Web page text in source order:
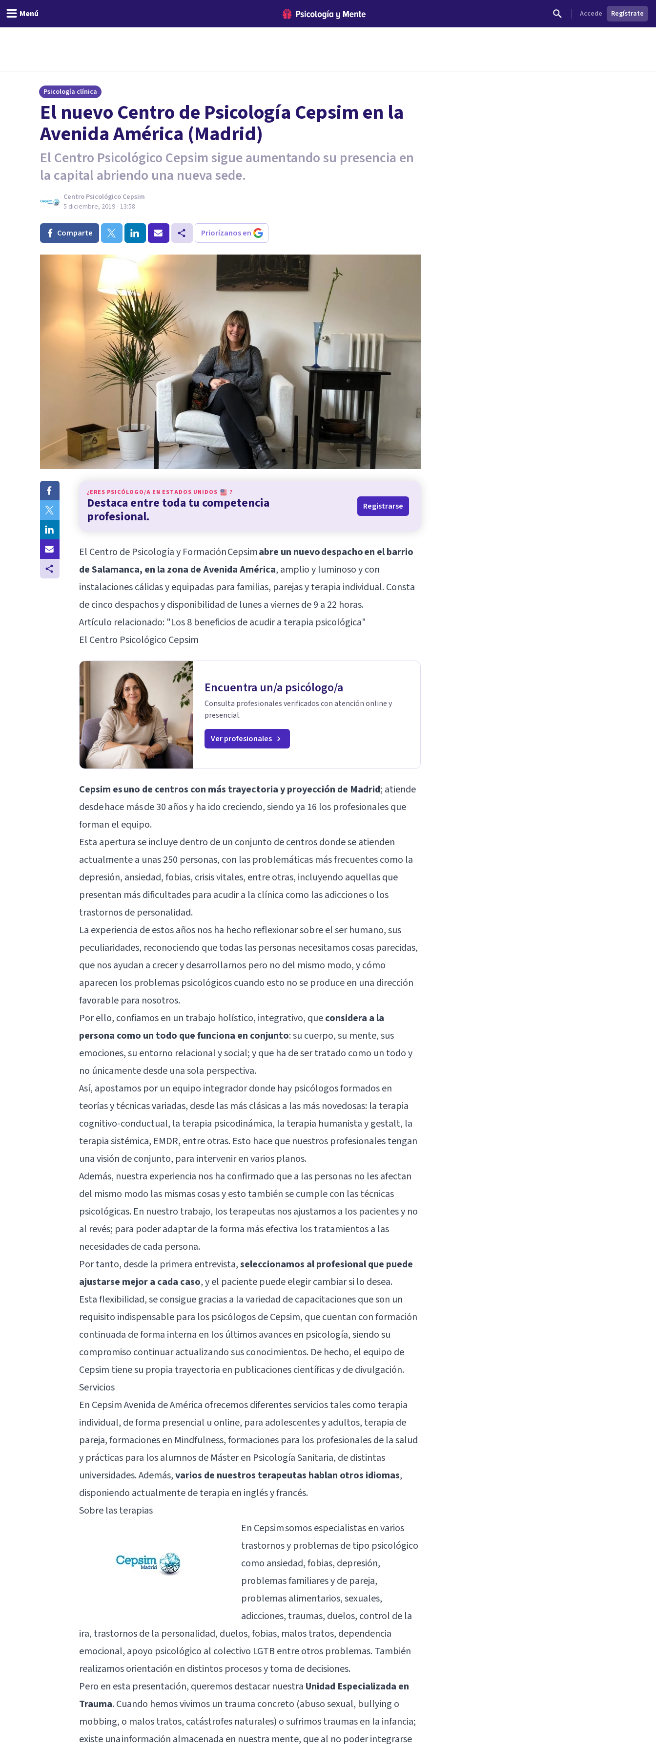
Menú Accede Regístrate
Psicología clínica
El nuevo Centro de Psicología Cepsim en la
Avenida América (Madrid)
El Centro Psicológico Cepsim sigue aumentando su presencia en
la capital abriendo una nueva sede.
Centro Psicológico Cepsim
5 diciembre, 2019 - 13:58
Comparte Priorízanos en
¿ERES PSICÓLOGO/A EN ESTADOS UNIDOS ?
Destaca entre toda tu competencia
profesional.
Registrarse
El Centro de Psicología y Formación Cepsimabre un nuevo despacho en el barrio
de Salamanca, en la zona de Avenida América, amplio y luminoso y con
instalaciones cálidas y equipadas para familias, parejas y terapia individual. Consta
de cinco despachos y disponibilidad de lunes a viernes de 9 a 22 horas.
Artículo relacionado: "Los 8 beneficios de acudir a terapia psicológica"
El Centro Psicológico Cepsim
Encuentra un/a psicólogo/a
Consulta profesionales verificados con atención online y
presencial.
Ver profesionales
Cepsim es uno de centros con más trayectoria y proyección de Madrid; atiende
desde hace más de 30 años y ha ido creciendo, siendo ya 16 los profesionales que
forman el equipo.
Esta apertura se incluye dentro de un conjunto de centros donde se atienden
actualmente a unas 250 personas, con las problemáticas más frecuentes como la
depresión, ansiedad, fobias, crisis vitales, entre otras, incluyendo aquellas que
presentan más dificultades para acudir a la clínica como las adicciones o los
trastornos de personalidad.
La experiencia de estos años nos ha hecho reflexionar sobre el ser humano, sus
peculiaridades, reconociendo que todas las personas necesitamos cosas parecidas,
que nos ayudan a crecer y desarrollarnos pero no del mismo modo, y cómo
aparecen los problemas psicológicos cuando esto no se produce en una dirección
favorable para nosotros.
Por ello, confiamos en un trabajo holístico, integrativo, queconsidera a la
persona como un todo que funciona en conjunto: su cuerpo, su mente, sus
emociones, su entorno relacional y social; y que ha de ser tratado como un todo y
no únicamente desde una sola perspectiva.
Así, apostamos por un equipo integrador donde hay psicólogos formados en
teorías y técnicas variadas, desde las más clásicas a las más novedosas: la terapia
cognitivo-conductual, la terapia psicodinámica, la terapia humanista y gestalt, la
terapia sistémica, EMDR, entre otras. Esto hace que nuestros profesionales tengan
una visión de conjunto, para intervenir en varios planos.
Además, nuestra experiencia nos ha confirmado que a las personas no les afectan
del mismo modo las mismas cosas y esto también se cumple con las técnicas
psicológicas. En nuestro trabajo, los terapeutas nos ajustamos a los pacientes y no
al revés; para poder adaptar de la forma más efectiva los tratamientos a las
necesidades de cada persona.
Por tanto, desde la primera entrevista,seleccionamos al profesional que puede
ajustarse mejor a cada caso, y el paciente puede elegir cambiar si lo desea.
Esta flexibilidad, se consigue gracias a la variedad de capacitaciones que son un
requisito indispensable para los psicólogos de Cepsim, que cuentan con formación
continuada de forma interna en los últimos avances en psicología, siendo su
compromiso continuar actualizando sus conocimientos. De hecho, el equipo de
Cepsim tiene su propia trayectoria en publicaciones científicas y de divulgación.
Servicios
En Cepsim Avenida de América ofrecemos diferentes servicios tales como terapia
individual, de forma presencial u online, para adolescentes y adultos, terapia de
pareja, formaciones en Mindfulness, formaciones para los profesionales de la salud
y prácticas para los alumnos de Máster en Psicología Sanitaria, de distintas
universidades. Además,varios de nuestros terapeutas hablan otros idiomas,
disponiendo actualmente de terapia en inglés y francés.
Sobre las terapias
En Cepsim somos especialistas en varios
trastornos y problemas de tipo psicológico
como ansiedad, fobias, depresión,
problemas familiares y de pareja,
problemas alimentarios, sexuales,
adicciones, traumas, duelos, control de la
ira, trastornos de la personalidad, duelos, fobias, malos tratos, dependencia
emocional, apoyo psicológico al colectivo LGTB entre otros problemas. También
realizamos orientación en distintos procesos y toma de decisiones.
Pero en esta presentación, queremos destacar nuestra Unidad Especializada en
Trauma. Cuando hemos vivimos un trauma concreto (abuso sexual, bullying o
mobbing, o malos tratos, catástrofes naturales) o sufrimos traumas en la infancia;
existe una información almacenada en nuestra mente, que al no poder integrarse